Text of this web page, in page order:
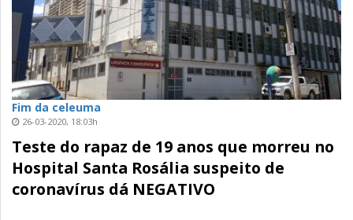
Fim da celeuma
26-03-2020, 18:03h
Teste do rapaz de 19 anos que morreu no
Hospital Santa Rosália suspeito de
coronavírus dá NEGATIVO